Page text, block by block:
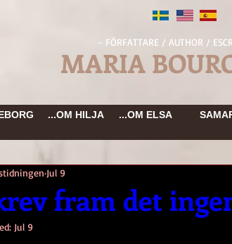
- FÖRFATTARE / AUTHOR /
MARIA
...OM HILJA ...OM ELSA
fram det
Jul 9
Jul 9